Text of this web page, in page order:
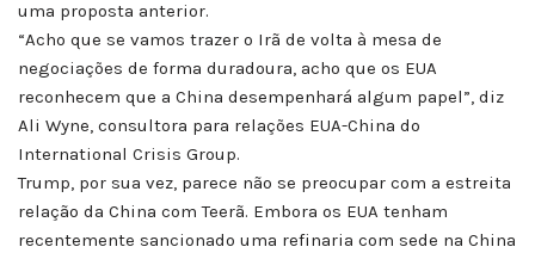
uma proposta anterior.
“Acho que se vamos trazer o Irã de volta à mesa de
negociações de forma duradoura, acho que os EUA
reconhecem que a China desempenhará algum papel”, diz
Ali Wyne, consultora para relações EUA-China do
International Crisis Group.
Trump, por sua vez, parece não se preocupar com a estreita
relação da China com Teerã. Embora os EUA tenham
recentemente sancionado uma refinaria com sede na China